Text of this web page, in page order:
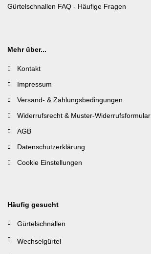
Gürtelschnallen FAQ - Häufige Fragen
Mehr über...
Kontakt
Impressum
Versand- & Zahlungsbedingungen
Widerrufsrecht & Muster-Widerrufsformular
AGB
Datenschutzerklärung
Cookie Einstellungen
Häufig gesucht
Gürtelschnallen
Wechselgürtel